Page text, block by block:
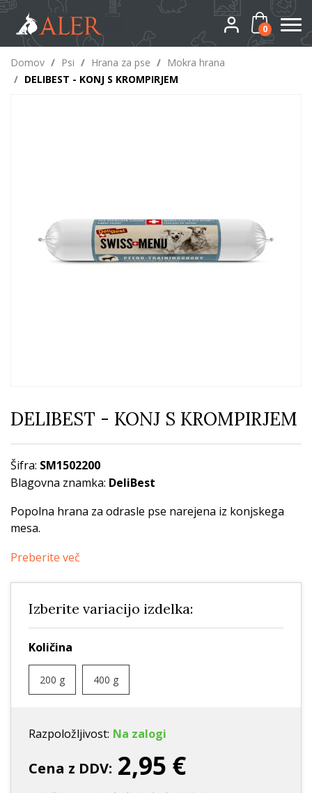
0
Domov / Psi / Hrana za pse / Mokra hrana
/ DELIBEST - KONJ S KROMPIRJEM
DELIBEST - KONJ S KROMPIRJEM
Šifra: SM1502200
Blagovna znamka: DeliBest
Popolna hrana za odrasle pse narejena iz konjskega
mesa.
Preberite več
Izberite variacijo izdelka:
Količina
200 g 400 g
Razpoložljivost: Na zalogi
Cena z DDV: 2,95 €